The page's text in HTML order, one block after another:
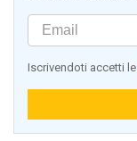
Iscrivendoti accetti le